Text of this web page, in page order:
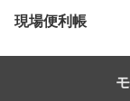
現場便利帳